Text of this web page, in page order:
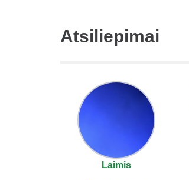
Atsiliepimai
Laimis